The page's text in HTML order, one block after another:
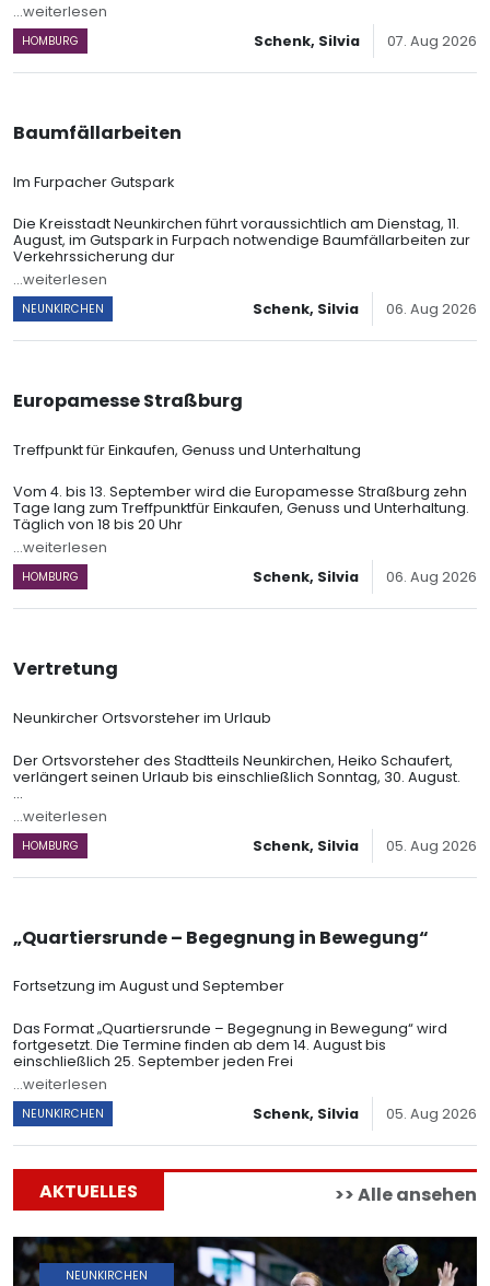
...weiterlesen
HOMBURG Schenk, Silvia 07. Aug 2026
Baumfällarbeiten
Im Furpacher Gutspark
Die Kreisstadt Neunkirchen führt voraussichtlich am Dienstag, 11.
August, im Gutspark in Furpach notwendige Baumfällarbeiten zur
Verkehrssicherung dur
...weiterlesen
NEUNKIRCHEN Schenk, Silvia 06. Aug 2026
Europamesse Straßburg
Treffpunkt für Einkaufen, Genuss und Unterhaltung
Vom 4. bis 13. September wird die Europamesse Straßburg zehn
Tage lang zum Treffpunktfür Einkaufen, Genuss und Unterhaltung.
Täglich von 18 bis 20 Uhr
...weiterlesen
HOMBURG Schenk, Silvia 06. Aug 2026
Vertretung
Neunkircher Ortsvorsteher im Urlaub
Der Ortsvorsteher des Stadtteils Neunkirchen, Heiko Schaufert,
verlängert seinen Urlaub bis einschließlich Sonntag, 30. August.
Die Vertretu
...weiterlesen
HOMBURG Schenk, Silvia 05. Aug 2026
„Quartiersrunde – Begegnung in Bewegung“
Fortsetzung im August und September
Das Format „Quartiersrunde – Begegnung in Bewegung“ wird
fortgesetzt. Die Termine finden ab dem 14. August bis
einschließlich 25. September jeden Frei
...weiterlesen
NEUNKIRCHEN Schenk, Silvia 05. Aug 2026
AKTUELLES >> Alle ansehen
NEUNKIRCHEN